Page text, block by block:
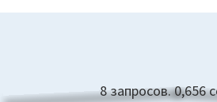
8 запросов. 0,656